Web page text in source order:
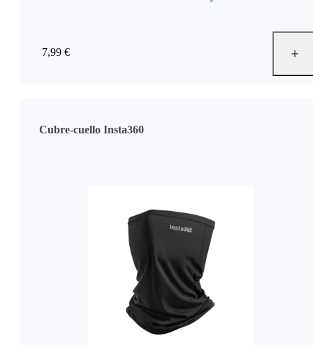
7,99 €
Cubre-cuello Insta360